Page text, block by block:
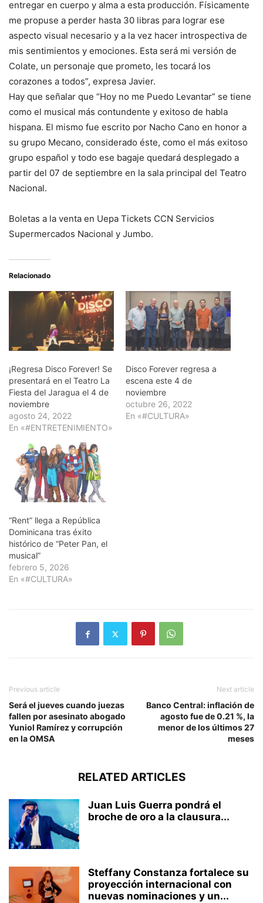
entregar en cuerpo y alma a esta producción. Físicamente
me propuse a perder hasta 30 libras para lograr ese
aspecto visual necesario y a la vez hacer introspectiva de
mis sentimientos y emociones. Esta será mi versión de
Colate, un personaje que prometo, les tocará los
corazones a todos”, expresa Javier.
Hay que señalar que “Hoy no me Puedo Levantar” se tiene
como el musical más contundente y exitoso de habla
hispana. El mismo fue escrito por Nacho Cano en honor a
su grupo Mecano, considerado éste, como el más exitoso
grupo español y todo ese bagaje quedará desplegado a
partir del 07 de septiembre en la sala principal del Teatro
Nacional.
Boletas a la venta en Uepa Tickets CCN Servicios
Supermercados Nacional y Jumbo.
Relacionado
¡Regresa Disco Forever! Se
presentará en el Teatro La
Fiesta del Jaragua el 4 de
noviembre
agosto 24, 2022
En «#ENTRETENIMIENTO»
Disco Forever regresa a
escena este 4 de
noviembre
octubre 26, 2022
En «#CULTURA»
“Rent” llega a República
Dominicana tras éxito
histórico de “Peter Pan, el
musical”
febrero 5, 2026
En «#CULTURA»
Previous article
Será el jueves cuando juezas
fallen por asesinato abogado
Yuniol Ramírez y corrupción
en la OMSA
Next article
Banco Central: inflación de
agosto fue de 0.21 %, la
menor de los últimos 27
meses
RELATED ARTICLES
Juan Luis Guerra pondrá el
broche de oro a la clausura...
Steffany Constanza fortalece su
proyección internacional con
nuevas nominaciones y un...